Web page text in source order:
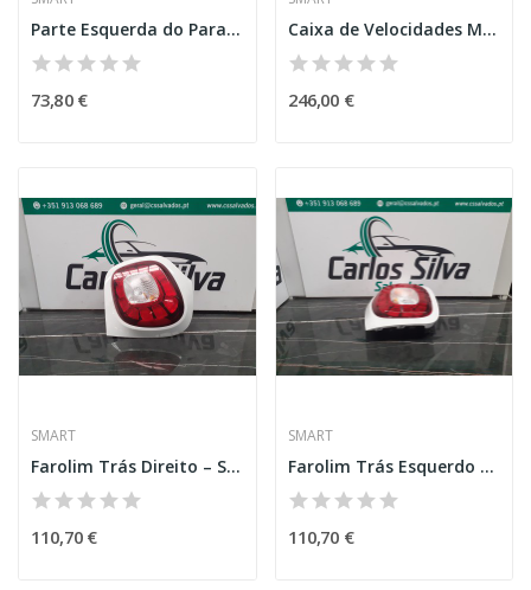
Parte Esquerda do Para-Choques de Trás – SMART...
73,80 €
Caixa de Velocidades Manual – SMART FORTWO
246,00 €
SMART
Farolim Trás Direito – SMART FORFOUR HATCHBACK...
110,70 €
SMART
Farolim Trás Esquerdo – SMART FORFOUR HATCHBACK...
110,70 €